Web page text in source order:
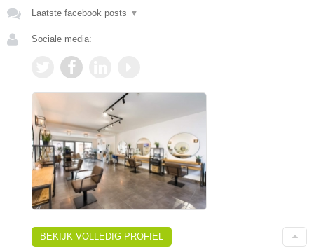
Laatste facebook posts ▼
Sociale media:
BEKIJK VOLLEDIG PROFIEL